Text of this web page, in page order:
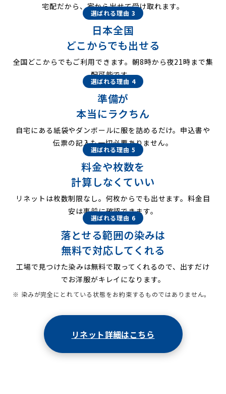
宅配だから、家から出せて受け取れます。
選ばれる理由 3
日本全国
どこからでも出せる
全国どこからでもご利用できます。朝8時から夜21時まで集
配可能です。
選ばれる理由 4
準備が
本当にラクちん
自宅にある紙袋やダンボールに服を詰めるだけ。申込書や
伝票の記入も一切必要ありません。
選ばれる理由 5
料金や枚数を
計算しなくていい
リネットは枚数制限なし。何枚からでも出せます。料金目
安は事前に確認できます。
選ばれる理由 6
落とせる範囲の染みは
無料で対応してくれる
工場で見つけた染みは無料で取ってくれるので、出すだけ
でお洋服がキレイになります。
※ 染みが完全にとれている状態をお約束するものではありません。
リネット詳細はこちら